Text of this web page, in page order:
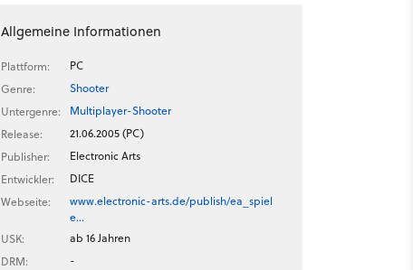
Allgemeine Informationen
Plattform:
PC
Genre:
Shooter
Untergenre:
Multiplayer-Shooter
Release:
21.06.2005 (PC)
Publisher:
Electronic Arts
Entwickler:
DICE
Webseite:
www.electronic-arts.de/publish/ea_spiel
e…
USK:
ab 16 Jahren
DRM:
-